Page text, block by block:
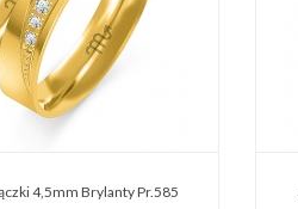
4,5mm Brylanty Pr.585